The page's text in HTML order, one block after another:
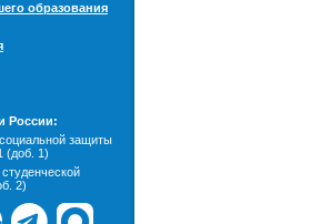
образования
России:
защиты
(доб. 1)
2)